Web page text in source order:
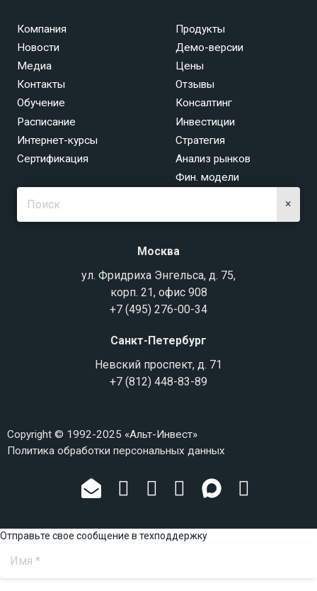
Компания
Новости
Медиа
Контакты
Продукты
Демо-версии
Цены
Отзывы
Обучение
Расписание
Интернет-курсы
Сертификация
Консалтинг
Инвестиции
Стратегия
Анализ рынков
Фин. модели
×
Москва
ул. Фридриха Энгельса, д. 75,
корп. 21, офис 908
+7 (495) 276-00-34
Санкт-Петербург
Невский проспект, д. 71
+7 (812) 448-83-89
Copyright © 1992-2025 «Альт-Инвест»
Политика обработки персональных данных
Отправьте свое сообщение в техподдержку